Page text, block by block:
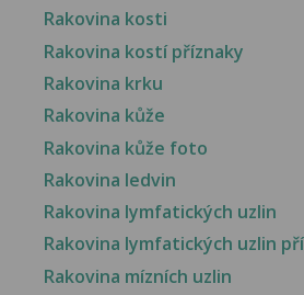
Rakovina kosti
Rakovina kostí příznaky
Rakovina krku
Rakovina kůže
Rakovina kůže foto
Rakovina ledvin
Rakovina lymfatických uzlin
Rakovina lymfatických uzlin
Rakovina mízních uzlin